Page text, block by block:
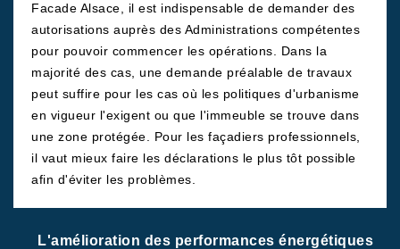
Facade Alsace, il est indispensable de demander des
autorisations auprès des Administrations compétentes
pour pouvoir commencer les opérations. Dans la
majorité des cas, une demande préalable de travaux
peut suffire pour les cas où les politiques d'urbanisme
en vigueur l'exigent ou que l'immeuble se trouve dans
une zone protégée. Pour les façadiers professionnels,
il vaut mieux faire les déclarations le plus tôt possible
afin d'éviter les problèmes.
L'amélioration des performances énergétiques